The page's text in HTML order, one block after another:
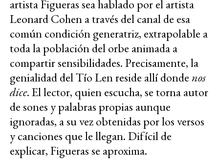
artista Figueras sea hablado por el artista
Leonard Cohen a través del canal de esa
común condición generatriz, extrapolable a
toda la población del orbe animada a
compartir sensibilidades. Precisamente, la
genialidad del Tío Len reside allí donde nos
dice. El lector, quien escucha, se torna autor
de sones y palabras propias aunque
ignoradas, a su vez obtenidas por los versos
y canciones que le llegan. Difícil de
explicar, Figueras se aproxima.